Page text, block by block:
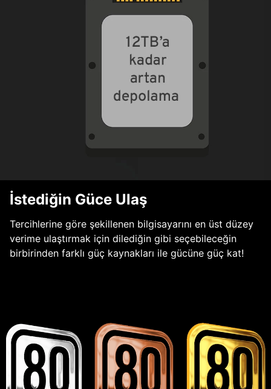
İstediğin Güce Ulaş
Tercihlerine göre şekillenen bilgisayarını en üst düzey
verime ulaştırmak için dilediğin gibi seçebileceğin
birbirinden farklı güç kaynakları ile gücüne güç kat!